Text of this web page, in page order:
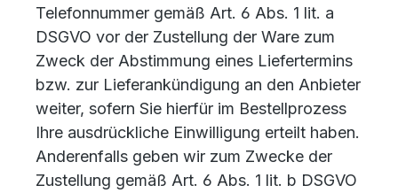
Telefonnummer gemäß Art. 6 Abs. 1 lit. a
DSGVO vor der Zustellung der Ware zum
Zweck der Abstimmung eines Liefertermins
bzw. zur Lieferankündigung an den Anbieter
weiter, sofern Sie hierfür im Bestellprozess
Ihre ausdrückliche Einwilligung erteilt haben.
Anderenfalls geben wir zum Zwecke der
Zustellung gemäß Art. 6 Abs. 1 lit. b DSGVO